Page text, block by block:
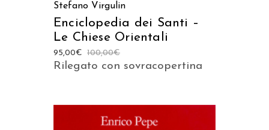
Stefano Virgulin
Enciclopedia dei Santi –
Le Chiese Orientali
100,00€
95,00€
Rilegato con sovracopertina